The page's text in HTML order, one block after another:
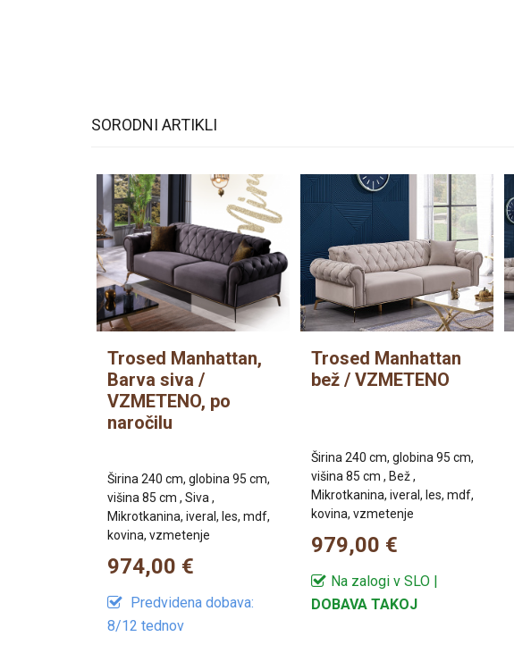
SORODNI ARTIKLI
Trosed Manhattan,
Barva siva /
VZMETENO, po
naročilu
Širina 240 cm, globina 95 cm,
višina 85 cm , Siva ,
Mikrotkanina, iveral, les, mdf,
kovina, vzmetenje
974,00 €
Predvidena dobava:
8/12 tednov
Trosed Manhattan
bež / VZMETENO
Širina 240 cm, globina 95 cm,
višina 85 cm , Bež ,
Mikrotkanina, iveral, les, mdf,
kovina, vzmetenje
979,00 €
Na zalogi v SLO |
DOBAVA TAKOJ